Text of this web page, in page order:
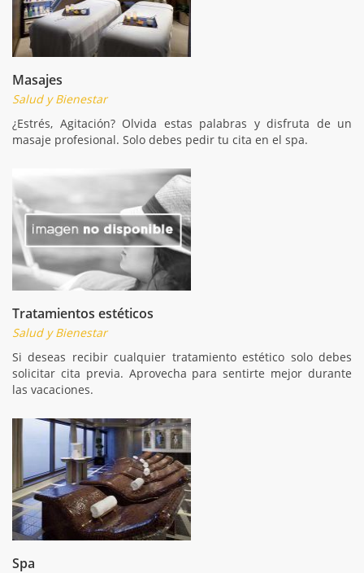
Masajes
Salud y Bienestar
¿Estrés, Agitación? Olvida estas palabras y disfruta de un
masaje profesional. Solo debes pedir tu cita en el spa.
Tratamientos estéticos
Salud y Bienestar
Si deseas recibir cualquier tratamiento estético solo debes
solicitar cita previa. Aprovecha para sentirte mejor durante
las vacaciones.
Spa